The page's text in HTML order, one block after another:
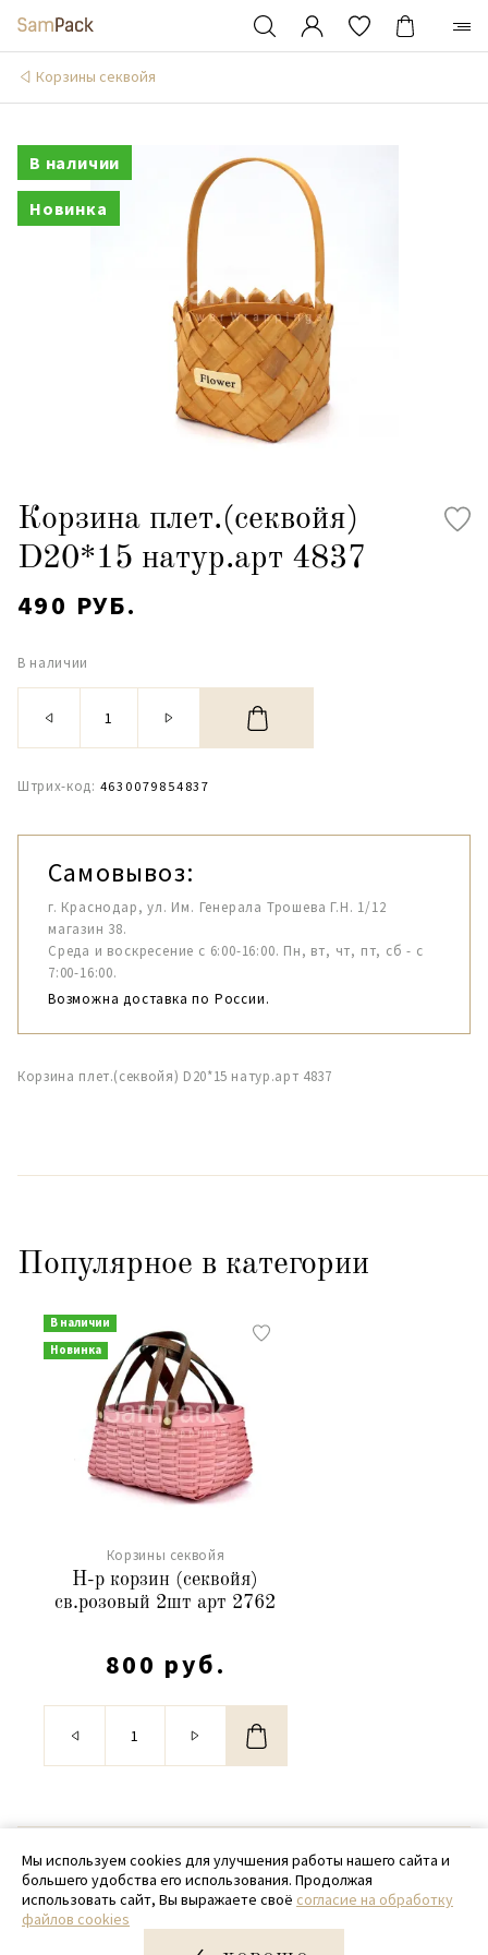
Корзины секвойя
В наличии
Новинка
Корзина плет.(секвойя)
D20*15 натур.арт 4837
490 РУБ.
В наличии
Штрих-код: 4630079854837
Самовывоз:
г. Краснодар, ул. Им. Генерала Трошева Г.Н. 1/12
магазин 38.
Среда и воскресение с 6:00-16:00. Пн, вт, чт, пт, сб - с
7:00-16:00.
Возможна доставка по России.
Корзина плет.(секвойя) D20*15 натур.арт 4837
Популярное в категории
В наличии
Новинка
Корзины секвойя
Н-р корзин (секвойя)
св.розовый 2шт арт 2762
800 руб.
© 2020 - 2026 SamPack
+ 7 (918) 699-97-87
zakaz@sampack.store
Мы используем cookies для улучшения работы нашего сайта и
большего удобства его использования. Продолжая
использовать сайт, Вы выражаете своё согласие на обработку
файлов cookies